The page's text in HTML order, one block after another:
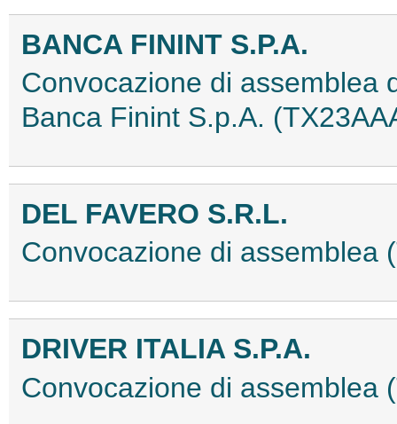
BANCA FININT S.P.A.
Convocazione di assemblea
Banca Finint S.p.A.
DEL FAVERO S.R.L.
Convocazione di assemblea
DRIVER ITALIA S.P.A.
Convocazione di assemblea